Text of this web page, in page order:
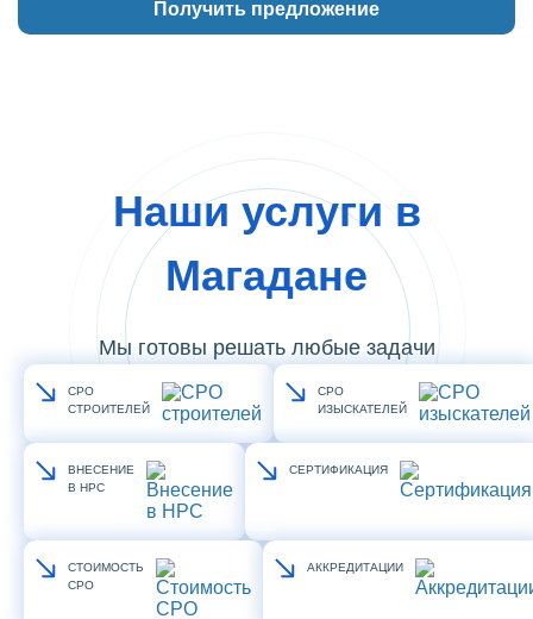
Наши услуги в
Магадане
Мы готовы решать любые задачи
СРО
СТРОИТЕЛЕЙ
СРО
ИЗЫСКАТЕЛЕЙ
ВНЕСЕНИЕ
В НРС
СЕРТИФИКАЦИЯ
СТОИМОСТЬ
СРО
АККРЕДИТАЦИИ